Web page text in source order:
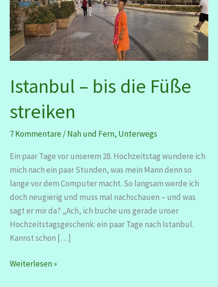
Istanbul – bis die Füße
streiken
7 Kommentare/Nah und Fern, Unterwegs
Ein paar Tage vor unserem 28. Hochzeitstag wundere ich
mich nach ein paar Stunden, was mein Mann denn so
lange vor dem Computer macht. So langsam werde ich
doch neugierig und muss mal nachschauen – und was
sagt er mir da? „Ach, ich buche uns gerade unser
Hochzeitstagsgeschenk: ein paar Tage nach Istanbul.
Kannst schon […]
Istanbul
Weiterlesen »